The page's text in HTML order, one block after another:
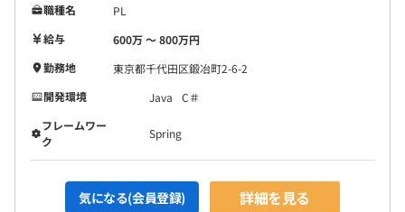
3～4カ月のプロジェクトが多く、5〜6名で半年かけてお
こなうこともあります。
プロジェクト数や受注金額は各部によって異なりますが、
下記が一例です。
【例：年間受注金額3億…1プロジェクト（約3000万）
×10※運用保守含む】
同社のプロジェクトとしては、単発のものもありますが、
長いお付き合いのあるお客様との継続的なプロジェクトが
ほとんどです。
職種名
PL
給与
600万 〜 800万円
勤務地
東京都千代田区鍛冶町2-6-2
開発環境
Java
C＃
フレームワー
ク
Spring
気になる(会員登録) 詳細を見る